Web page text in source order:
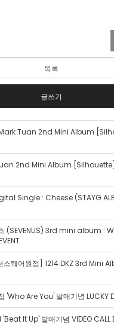
목록
글쓰기
Mark Tuan 2nd Mini Album
2nd Mini Album [Silhouette]
Single : Cheese (STAYG
(SEVENUS) 3rd mini album :
스퀘어원점] 1214 DKZ 3rd Mini
'Who Are You' 발매기념 LUCKY
It Up' 발매기념 VIDEO CALL